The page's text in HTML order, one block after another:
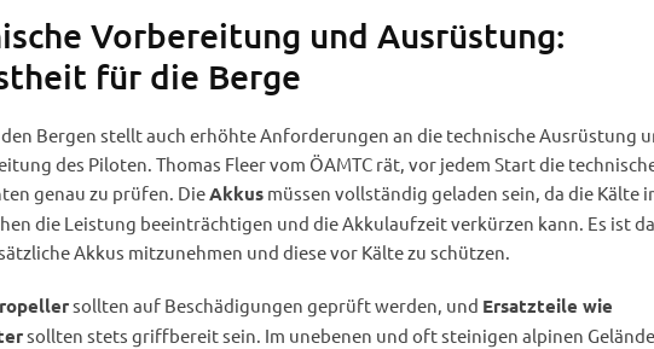
Vorbereitung und Ausrüstung:
für die Berge
den Bergen stellt auch erhöhte Anforderungen an die technische Ausrüstung
des Piloten. Thomas Fleer vom ÖAMTC rät, vor jedem Start die
genau zu prüfen. DieAkkusmüssen vollständig geladen sein, da die Kälte
die Leistung beeinträchtigen und die Akkulaufzeit verkürzen kann. Es ist
Akkus mitzunehmen und diese vor Kälte zu schützen.
sollten auf Beschädigungen geprüft werden, und Ersatzteile wie
sollten stets griffbereit sein. Im unebenen und oft steinigen alpinen